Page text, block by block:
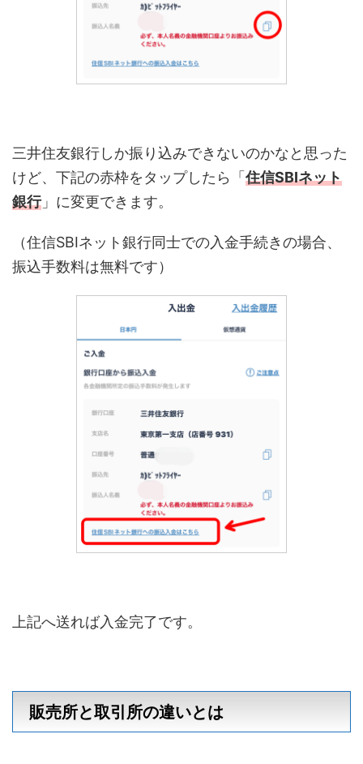
三井住友銀行しか振り込みできないのかなと思った
けど、下記の赤枠をタップしたら「住信SBIネット
銀行」に変更できます。
（住信SBIネット銀行同士での入金手続きの場合、
振込手数料は無料です）
上記へ送れば入金完了です。
販売所と取引所の違いとは